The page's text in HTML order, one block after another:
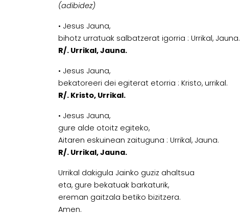
(adibidez)
• Jesus Jauna,
bihotz urratuak salbatzerat igorria : Urrikal, Jauna.
R/. Urrikal, Jauna.
• Jesus Jauna,
bekatoreeri dei egiterat etorria : Kristo, urrikal.
R/. Kristo, Urrikal.
• Jesus Jauna,
gure alde otoitz egiteko,
Aitaren eskuinean zaituguna : Urrikal, Jauna.
R/. Urrikal, Jauna.
Urrikal dakigula Jainko guziz ahaltsua
eta, gure bekatuak barkaturik,
ereman gaitzala betiko bizitzera.
Amen.